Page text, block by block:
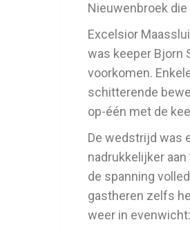
Nieuwenbroek
Excelsior
was keeper Bjorn
voorkomen.
schitterende
op-één met de
De wedstrijd was
nadrukkelijker
de spanning
gastheren zelfs
weer in